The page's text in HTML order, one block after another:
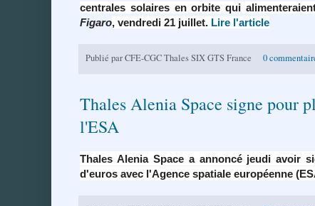
centrales solaires en orbite qui
Figaro, vendredi 21 juillet. Lire l'article
Publié parCFE-CGC Thales SIX GTS France 0
Thales Alenia Space signe pour
l'ESA
Thales Alenia Space a annoncé jeudi avoir
d'euros avec l'Agence spatiale européenne